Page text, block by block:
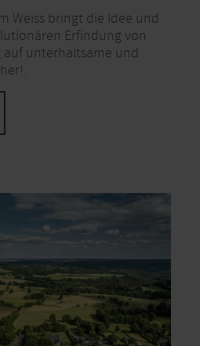
Weiss bringt die Idee und
Erfindung von
unterhaltsame und